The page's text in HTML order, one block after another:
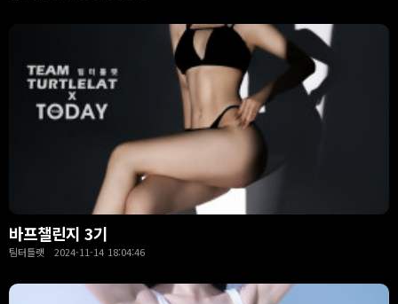
바프챌린지 3기
팀터틀랫 2024-11-14 18:04:46